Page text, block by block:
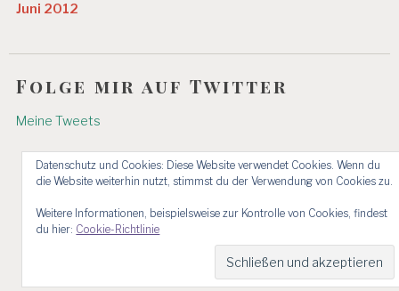
Juni 2012
Folge mir auf Twitter
Meine Tweets
Datenschutz und Cookies: Diese Website verwendet Cookies. Wenn du
die Website weiterhin nutzt, stimmst du der Verwendung von Cookies zu.
Weitere Informationen, beispielsweise zur Kontrolle von Cookies, findest
du hier: Cookie-Richtlinie